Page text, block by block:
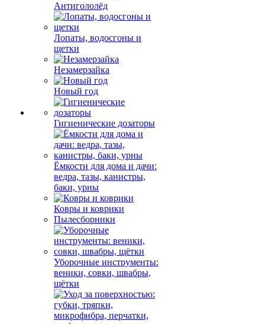
Антигололёд
Лопаты, водосгоны и
щетки
Незамерзайка
Новый год
Гигиенические дозаторы
Ёмкости для дома и дачи:
ведра, тазы, канистры,
баки, урны
Ковры и коврики
Пылесборники
Уборочные инструменты:
веники, совки, швабры,
щётки